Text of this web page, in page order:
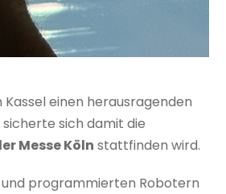
Kassel einen herausragenden
sicherte sich damit die
Messe Köln stattfinden wird.
programmierten Robotern